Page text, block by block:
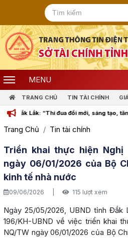
MENU
TRANG CHỦ TIN TÀI CHÍNH
“Thi đua đổi mới, sáng tạo, tăng tốc
Trang Chủ Tin tài chính
Triển khai thực hiện Nghị
ngày 06/01/2026 của Bộ
kinh tế nhà nước
09/06/2026 115 lượt xem
Ngày 25/05/2026, UBND tỉnh Đắk
196/KH-UBND về việc triển khai
NQ/TW ngày 06/01/2026 của Bộ